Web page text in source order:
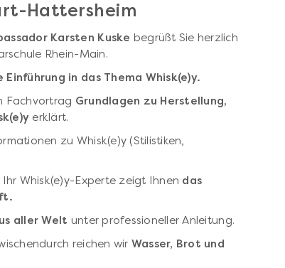
Hattersheim
Karsten Kuske begrüßt Sie herzlich
Rhein-Main.
Einführung in das Thema Whisk(e)y.
Fachvortrag Grundlagen zu Herstellung,
erklärt.
zu Whisk(e)y (Stilistiken,
Whisk(e)y-Experte zeigt Ihnen das
aller Welt unter professioneller Anleitung.
reichen wir Wasser, Brot und